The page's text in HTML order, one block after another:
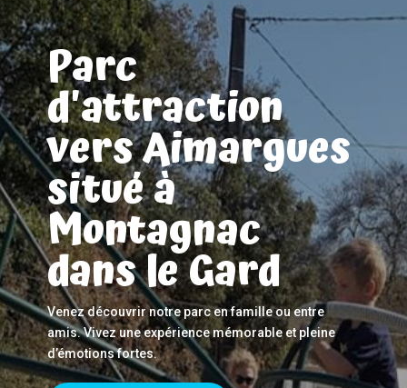
Parc
d'attraction
vers Aimargues
situé à
Montagnac
dans le Gard
Venez découvrir notre parc en famille ou entre
amis. Vivez une expérience mémorable et pleine
d’émotions fortes.